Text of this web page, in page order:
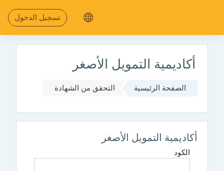
تسجيل الدخول
أكاديمية التمويل الأصغر
الصفحة الرئيسية التحقق من الشهادة
أكاديمية التمويل الأصغر
الكود